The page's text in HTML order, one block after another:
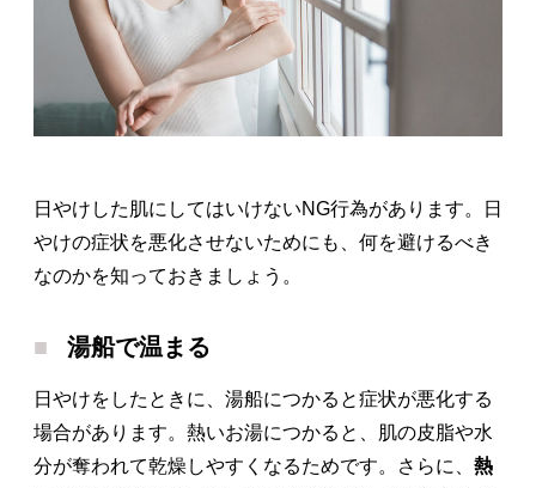
日やけした肌にしてはいけないNG行為があります。日
やけの症状を悪化させないためにも、何を避けるべき
なのかを知っておきましょう。
湯船で温まる
日やけをしたときに、湯船につかると症状が悪化する
場合があります。熱いお湯につかると、肌の皮脂や水
分が奪われて乾燥しやすくなるためです。さらに、 熱